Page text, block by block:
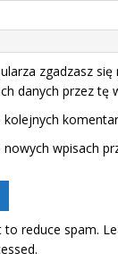
zgadzasz się
danych przez tę
wpisach
to reduce spam.